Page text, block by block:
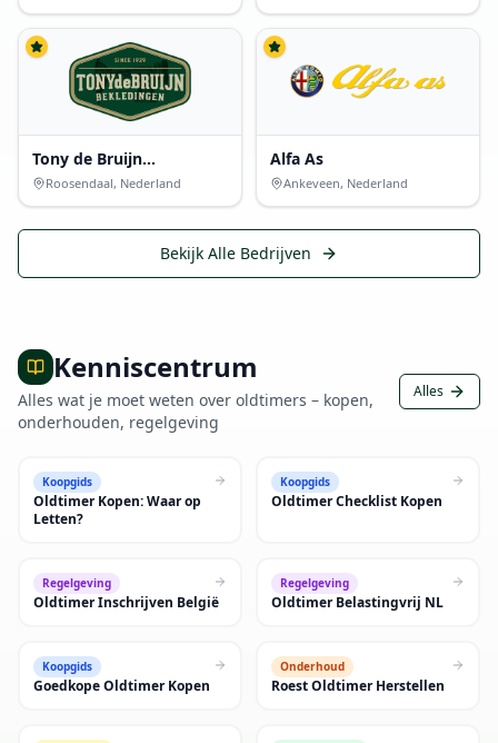
Tony de Bruijn
Bekledingen
Roosendaal, Nederland
Alfa As
Ankeveen, Nederland
Bekijk Alle Bedrijven
Kenniscentrum
Alles wat je moet weten over oldtimers – kopen,
onderhouden, regelgeving
Alles
Koopgids
Oldtimer Kopen: Waar op
Letten?
Koopgids
Oldtimer Checklist Kopen
Regelgeving
Oldtimer Inschrijven België
Regelgeving
Oldtimer Belastingvrij NL
Koopgids
Goedkope Oldtimer Kopen
Onderhoud
Roest Oldtimer Herstellen